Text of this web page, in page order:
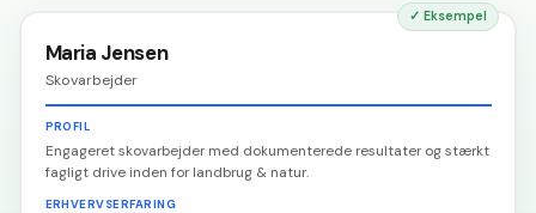
✓ Eksempel
Maria Jensen
Skovarbejder
PROFIL
Engageret skovarbejder med dokumenterede resultater og stærkt
fagligt drive inden for landbrug & natur.
ERHVERVSERFARING